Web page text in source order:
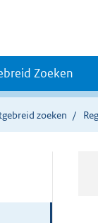
Zoeken
zoeken